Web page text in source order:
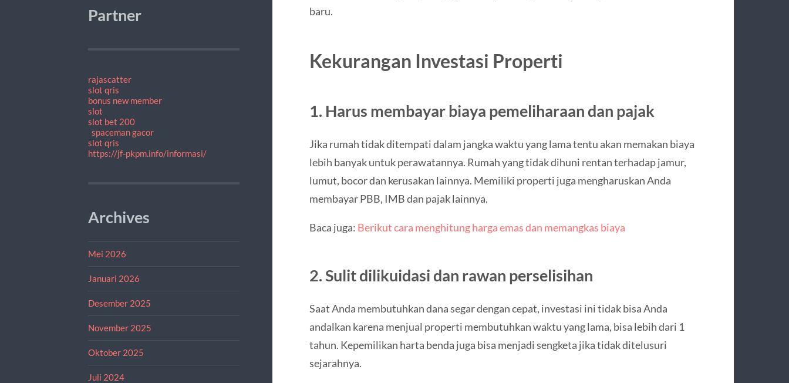
Partner
rajascatter
slot qris
bonus new member
slot
slot bet 200
spaceman gacor
slot qris
https://jf-pkpm.info/informasi/
Archives
Mei 2026
Januari 2026
Desember 2025
November 2025
Oktober 2025
Juli 2024
baru.
Kekurangan Investasi Properti
1. Harus membayar biaya pemeliharaan dan pajak
Jika rumah tidak ditempati dalam jangka waktu yang lama tentu akan memakan biaya
lebih banyak untuk perawatannya. Rumah yang tidak dihuni rentan terhadap jamur,
lumut, bocor dan kerusakan lainnya. Memiliki properti juga mengharuskan Anda
membayar PBB, IMB dan pajak lainnya.
Baca juga: Berikut cara menghitung harga emas dan memangkas biaya
2. Sulit dilikuidasi dan rawan perselisihan
Saat Anda membutuhkan dana segar dengan cepat, investasi ini tidak bisa Anda
andalkan karena menjual properti membutuhkan waktu yang lama, bisa lebih dari 1
tahun. Kepemilikan harta benda juga bisa menjadi sengketa jika tidak ditelusuri
sejarahnya.